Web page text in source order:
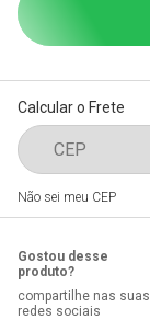
Calcular o Frete
Não sei meu CEP
Gostou desse
produto?
compartilhe nas suas
redes sociais